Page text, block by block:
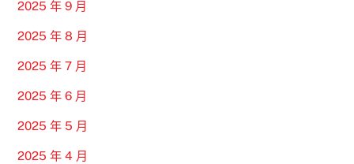
2025 年 9 月
2025 年 8 月
2025 年 7 月
2025 年 6 月
2025 年 5 月
2025 年 4 月